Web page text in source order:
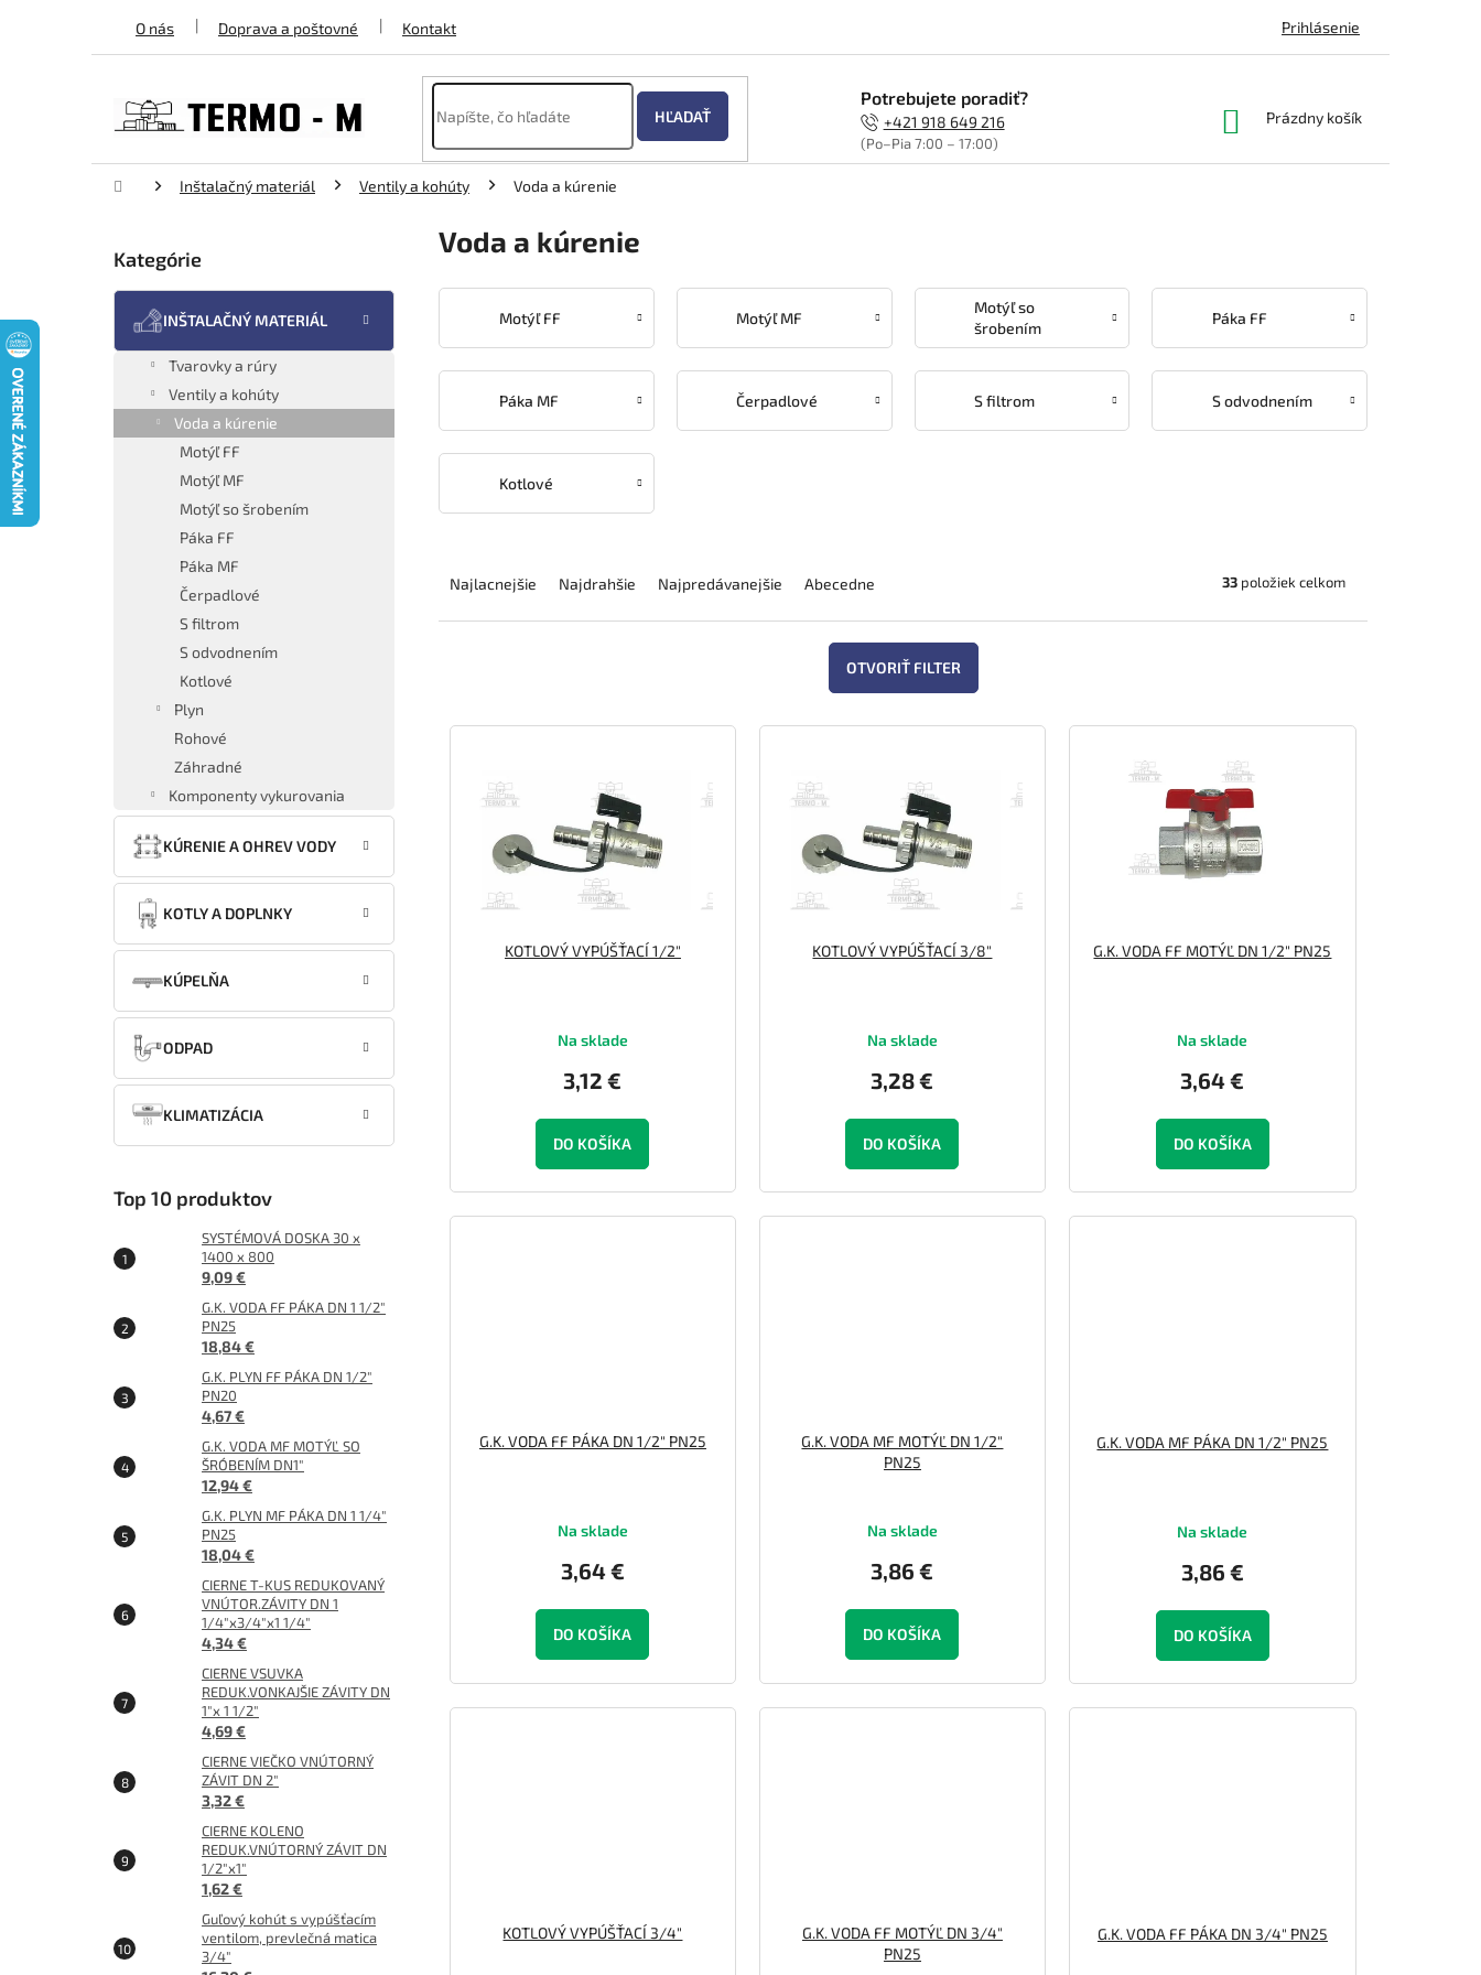
O nás Doprava a poštovné Kontakt Prihlásenie
HĽADAŤ
Potrebujete poradiť?
+421 918 649 216
(Po–Pia 7:00 – 17:00)
NÁKUPNÝ
Prázdny košík
DomovInštalačný materiál Ventily a kohúty Voda a kúrenie
Preskočiť
Kategórie
INŠTALAČNÝ MATERIÁL
Tvarovky a rúry
Ventily a kohúty
Voda a kúrenie
Motýľ FF
Motýľ MF
Motýľ so šrobením
Páka FF
Páka MF
Čerpadlové
S filtrom
S odvodnením
Kotlové
Plyn
Rohové
Záhradné
Komponenty vykurovania
KÚRENIE A OHREV VODY
KOTLY A DOPLNKY
KÚPELŇA
ODPAD
KLIMATIZÁCIA
Top 10 produktov
SYSTÉMOVÁ DOSKA 30 x
1400 x 800
9,09 €
G.K. VODA FF PÁKA DN 1 1/2"
PN25
18,84 €
G.K. PLYN FF PÁKA DN 1/2"
PN20
4,67 €
G.K. VODA MF MOTÝĽ SO
ŠRÓBENÍM DN1"
12,94 €
G.K. PLYN MF PÁKA DN 1 1/4"
PN25
18,04 €
CIERNE T-KUS REDUKOVANÝ
VNÚTOR.ZÁVITY DN 1
1/4"x3/4"x1 1/4"
4,34 €
CIERNE VSUVKA
REDUK.VONKAJŠIE ZÁVITY DN
1"x 1 1/2"
4,69 €
CIERNE VIEČKO VNÚTORNÝ
ZÁVIT DN 2"
3,32 €
CIERNE KOLENO
REDUK.VNÚTORNÝ ZÁVIT DN
1/2"x1"
1,62 €
Guľový kohút s vypúšťacím
ventilom, prevlečná matica
3/4"
Voda a kúrenie
Motýľ FF Motýľ MF
Motýľ so
šrobením
Páka FF
Páka MF Čerpadlové S filtrom S odvodnením
Kotlové
e
p
Najlacnejšie Najdrahšie Najpredávanejšie Abecedne 33 položiek celkom
OTVORIŤ FILTER
V
KOTLOVÝ VYPÚŠŤACÍ 1/2"
Na sklade
3,12 €
DO KOŠÍKA
KOTLOVÝ VYPÚŠŤACÍ 3/8"
Na sklade
3,28 €
DO KOŠÍKA
G.K. VODA FF MOTÝĽ DN 1/2" PN25
Na sklade
3,64 €
DO KOŠÍKA
G.K. VODA FF PÁKA DN 1/2" PN25
Na sklade
3,64 €
DO KOŠÍKA
G.K. VODA MF MOTÝĽ DN 1/2"
PN25
Na sklade
3,86 €
DO KOŠÍKA
G.K. VODA MF PÁKA DN 1/2" PN25
Na sklade
3,86 €
DO KOŠÍKA
KOTLOVÝ VYPÚŠŤACÍ 3/4"
G.K. VODA FF MOTÝĽ DN 3/4"
PN25
G.K. VODA FF PÁKA DN 3/4" PN25